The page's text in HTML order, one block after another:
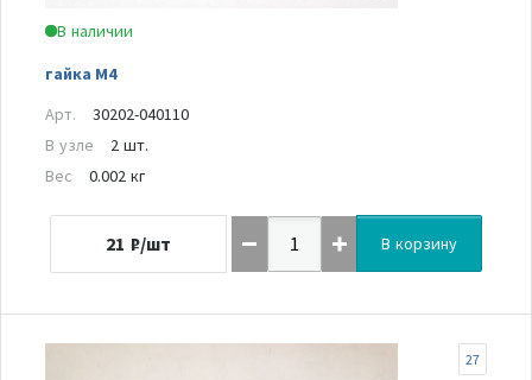
В наличии
гайка М4
Арт.
30202-040110
В узле
2 шт.
Вес
0.002 кг
21 ₽/шт В корзину
27